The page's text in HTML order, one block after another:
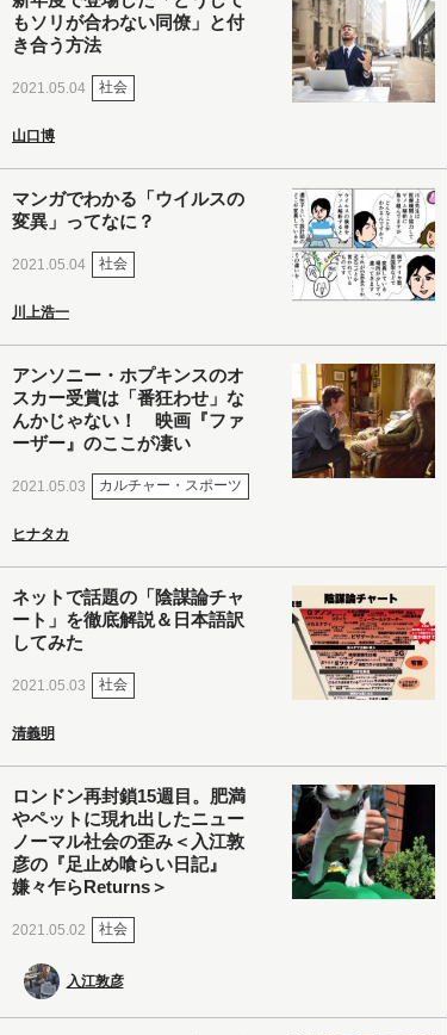
もソリが合わない同僚」と付
き合う方法
2021.05.04 社会
山口博
マンガでわかる「ウイルスの
変異」ってなに？
2021.05.04 社会
川上浩一
アンソニー・ホプキンスのオ
スカー受賞は「番狂わせ」な
んかじゃない！ 映画『ファ
ーザー』のここが凄い
2021.05.03 カルチャー・スポーツ
ヒナタカ
ネットで話題の「陰謀論チャ
ート」を徹底解説＆日本語訳
してみた
2021.05.03 社会
清義明
ロンドン再封鎖15週目。肥満
やペットに現れ出したニュー
ノーマル社会の歪み＜入江敦
彦の『足止め喰らい日記』
嫌々乍らReturns＞
2021.05.02 社会
入江敦彦